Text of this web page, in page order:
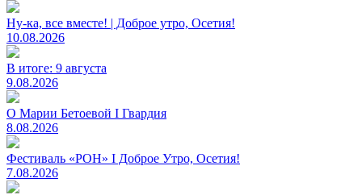
Ну-ка, все вместе! | Доброе утро, Осетия!
10.08.2026
В итоге: 9 августа
9.08.2026
О Марии Бетоевой I Гвардия
8.08.2026
Фестиваль «РОН» I Доброе Утро, Осетия!
7.08.2026